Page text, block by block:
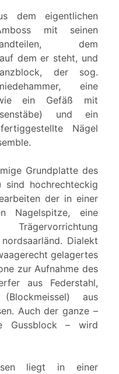
dem eigentlichen
mit seinen
dem
dem er steht, und
der sog.
eine
ein Gefäß mit
und ein
Nägel
Grundplatte des
sind hochrechteckig
der in einer
Nagelspitze, eine
Dialekt
gelagertes
zur Aufnahme des
aus Federstahl,
aus
Auch der ganze –
Gussblock – wird
liegt in einer